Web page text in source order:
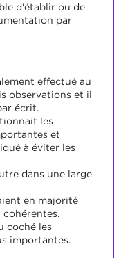
d'établir ou de
par
effectué au
observations et il
écrit.
les
et
à éviter les
dans une large
en majorité
coché les
importantes.